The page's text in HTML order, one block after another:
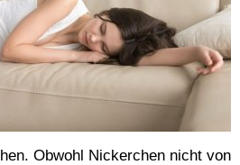
Obwohl Nickerchen nicht von